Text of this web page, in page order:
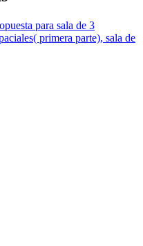
para sala de 3
primera parte), sala de